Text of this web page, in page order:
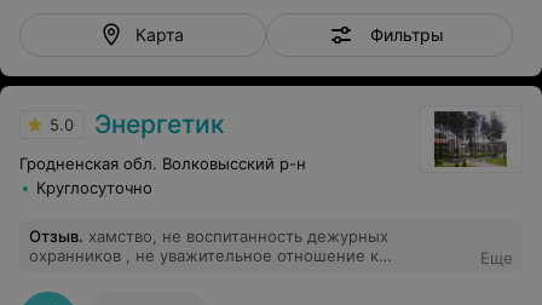
Карта Фильтры
5.0 Энергетик
Гродненская обл. Волковысский р-н
Круглосуточно
Отзыв. хамство, не воспитанность дежурных
охранников , не уважительное отношение к
клеент.Вот правила этого санатория.
Еще